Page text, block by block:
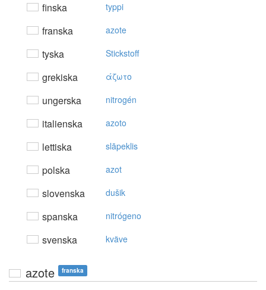
finska typpi
franska azote
tyska Stickstoff
grekiska άζωτo
ungerska nitrogén
italienska azoto
lettiska slāpeklis
polska azot
slovenska dušik
spanska nitrógeno
svenska kväve
azote franska